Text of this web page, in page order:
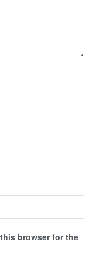
browser for the